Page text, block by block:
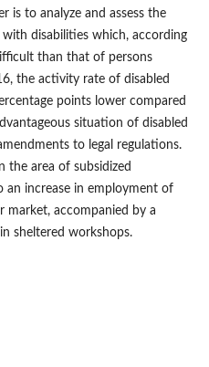
is to analyze and assess the
disabilities which, according
than that of persons
the activity rate of disabled
points lower compared
situation of disabled
to legal regulations.
the area of subsidized
increase in employment of
market, accompanied by a
sheltered workshops.